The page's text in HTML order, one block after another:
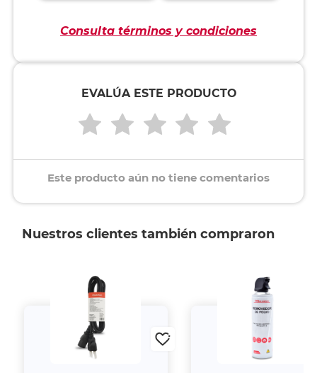
Consulta términos y condiciones
EVALÚA ESTE PRODUCTO
Este producto aún no tiene comentarios
Nuestros clientes también compraron